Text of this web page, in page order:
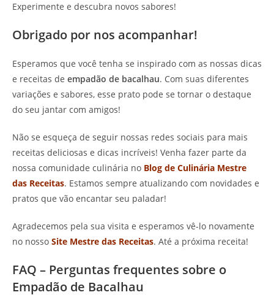
Experimente e descubra novos sabores!
Obrigado por nos acompanhar!
Esperamos que você tenha se inspirado com as nossas dicas
e receitas de empadão de bacalhau. Com suas diferentes
variações e sabores, esse prato pode se tornar o destaque
do seu jantar com amigos!
Não se esqueça de seguir nossas redes sociais para mais
receitas deliciosas e dicas incríveis! Venha fazer parte da
nossa comunidade culinária no Blog de Culinária Mestre
das Receitas. Estamos sempre atualizando com novidades e
pratos que vão encantar seu paladar!
Agradecemos pela sua visita e esperamos vê-lo novamente
no nosso Site Mestre das Receitas. Até a próxima receita!
FAQ – Perguntas frequentes sobre o
Empadão de Bacalhau